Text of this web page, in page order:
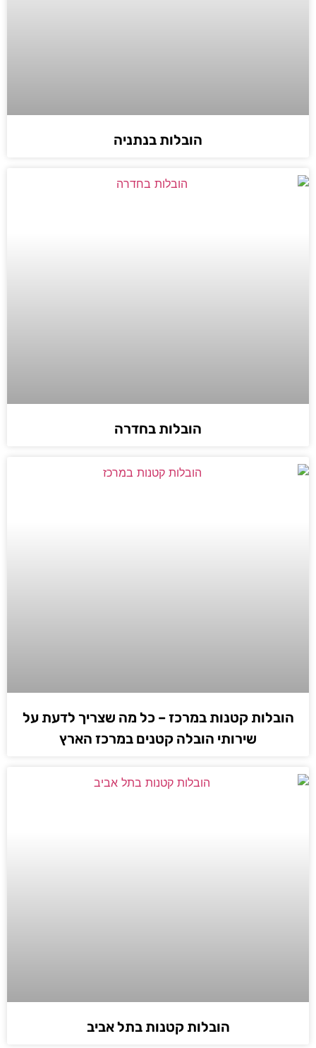
הובלות בנתניה
הובלות בחדרה
הובלות קטנות במרכז – כל מה שצריך לדעת על
שירותי הובלה קטנים במרכז הארץ
הובלות קטנות בתל אביב